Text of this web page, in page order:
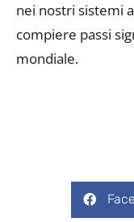
nei nostri sistemi
compiere passi
mondiale.